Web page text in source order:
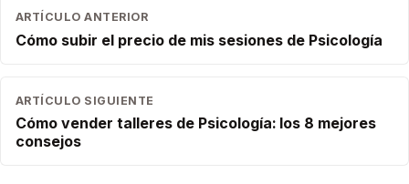
ARTÍCULO ANTERIOR
Cómo subir el precio de mis sesiones de Psicología
ARTÍCULO SIGUIENTE
Cómo vender talleres de Psicología: los 8 mejores
consejos